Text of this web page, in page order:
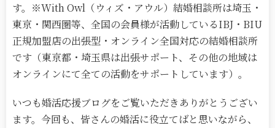
す。※With Owl（ウィズ・アウル）結婚相談所は埼玉・
東京・関西圏等、全国の会員様が活動しているIBJ・BIU
正規加盟店の出張型・オンライン全国対応の結婚相談所
です（東京都・埼玉県は出張サポート、その他の地域は
オンラインにて全ての活動をサポートしています）。
いつも婚活応援ブログをご覧いただきありがとうござい
ます。今回も、皆さんの婚活に役立てばと思いながら、